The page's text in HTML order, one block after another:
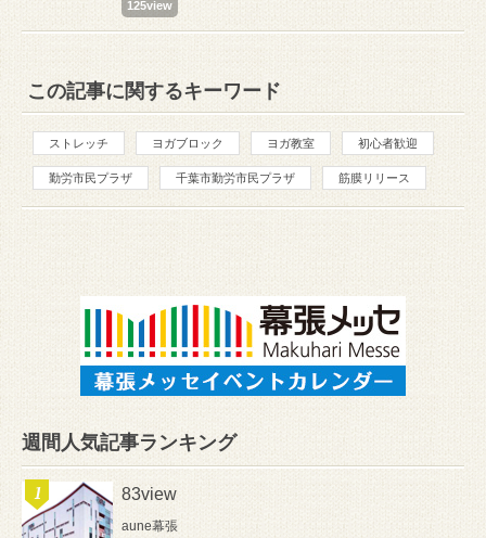
125view
この記事に関するキーワード
ストレッチ ヨガブロック ヨガ教室 初心者歓迎
勤労市民プラザ 千葉市勤労市民プラザ 筋膜リリース
週間人気記事ランキング
83view
aune幕張